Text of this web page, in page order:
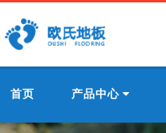
首页 产品中心